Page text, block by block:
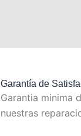
Garantía de
Garantia minima
nuestras